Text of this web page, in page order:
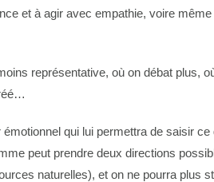
et à agir avec empathie, voire
représentative, où on débat plus,
qui lui permettra de saisir ce
peut prendre deux directions
naturelles), et on ne pourra plus